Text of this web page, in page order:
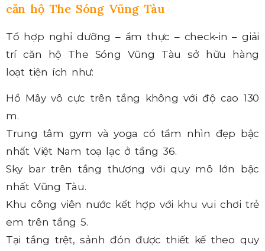
căn hộ The Sóng Vũng Tàu
Tổ hợp nghỉ dưỡng – ẩm thực – check-in – giải
trí căn hộ The Sóng Vũng Tàu sở hữu hàng
loạt tiện ích như:
Hồ Mây vô cực trên tầng không với độ cao 130
m.
Trung tâm gym và yoga có tầm nhìn đẹp bậc
nhất Việt Nam toạ lạc ở tầng 36.
Sky bar trên tầng thượng với quy mô lớn bậc
nhất Vũng Tàu.
Khu công viên nước kết hợp với khu vui chơi trẻ
em trên tầng 5.
Tại tầng trệt, sảnh đón được thiết kế theo quy